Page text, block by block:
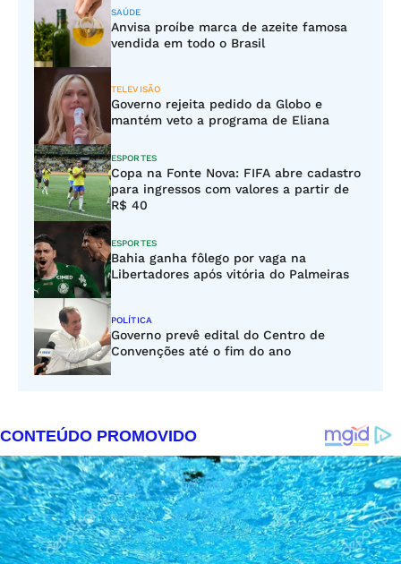
SAÚDE
Anvisa proíbe marca de azeite famosa
vendida em todo o Brasil
TELEVISÃO
Governo rejeita pedido da Globo e
mantém veto a programa de Eliana
ESPORTES
Copa na Fonte Nova: FIFA abre cadastro
para ingressos com valores a partir de
R$ 40
ESPORTES
Bahia ganha fôlego por vaga na
Libertadores após vitória do Palmeiras
POLÍTICA
Governo prevê edital do Centro de
Convenções até o fim do ano